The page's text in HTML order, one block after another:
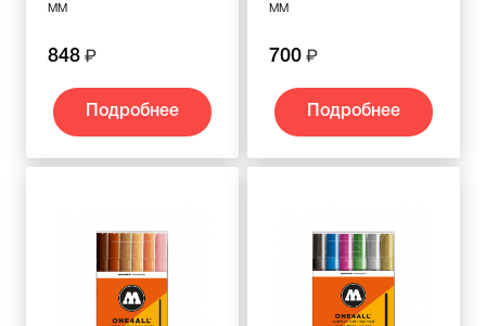
мм
848
Подробнее
мм
700
Подробнее